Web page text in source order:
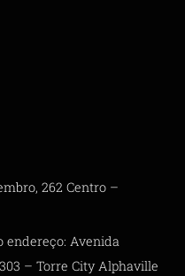
262 Centro –
endereço: Avenida
– Torre City Alphaville